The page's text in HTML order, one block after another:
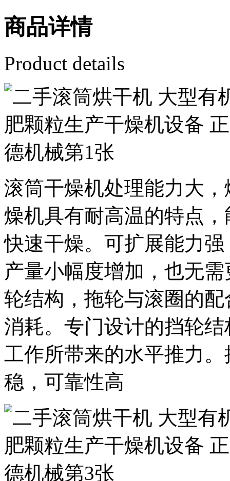
商品详情
Product details
滚筒干燥机处理能力大
燥机具有耐高温的特点
快速干燥。可扩展能力
产量小幅度增加，也无
轮结构，拖轮与滚圈的
消耗。专门设计的挡轮
工作所带来的水平推力
稳，可靠性高